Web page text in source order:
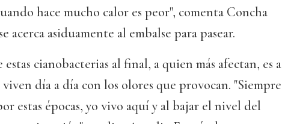
hace mucho calor es peor", comenta Concha
acerca asiduamente al embalse para pasear.
estas cianobacterias al final, a quien más afectan, es a
día a día con los olores que provocan. "Siempre
estas épocas, yo vivo aquí y al bajar el nivel del